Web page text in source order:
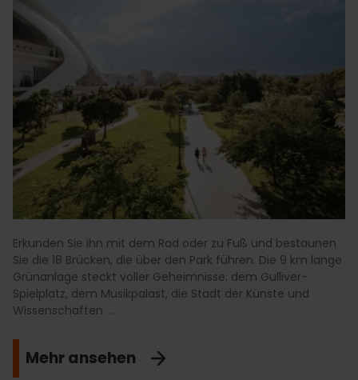
Erkunden Sie ihn mit dem Rad oder zu Fuß und bestaunen
Sie die 18 Brücken, die über den Park führen. Die 9 km lange
Grünanlage steckt voller Geheimnisse: dem Gulliver-
Spielplatz, dem Musikpalast, die Stadt der Künste und
Wissenschaften ...
Mehr ansehen